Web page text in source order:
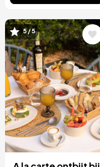
Afbeelding
5 / 5